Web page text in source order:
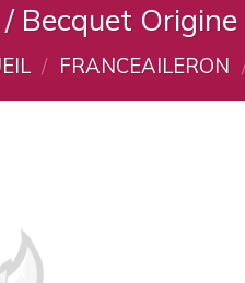
Becquet
/ FRANCEAILERON